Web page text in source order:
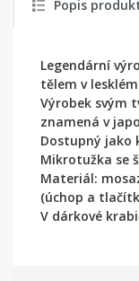
Popis
Legendární
tělem v
Výrobek svým
znamená v
Dostupný jako
Mikrotužka se
Materiál:
(úchop a
V dárkové